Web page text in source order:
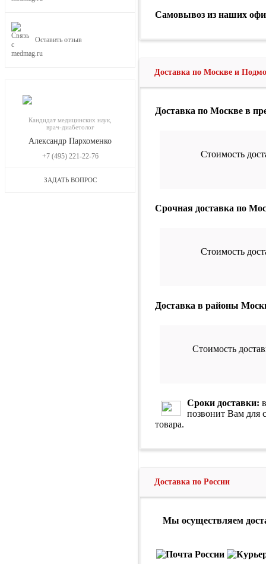
Оставить отзыв
Кандидат медицинских наук,
врач-диабетолог
Александр Пархоменко
+7 (495) 221-22-76
ЗАДАТЬ ВОПРОС
Самовывоз из наших
Доставка по Москве и
Доставка по Москве в
Стоимость
Срочная доставка по
Стоимость
Доставка в районы
Стоимость
Сроки доставки:
позвонит Вам для
товара.
Доставка по России
Мы осуществляем